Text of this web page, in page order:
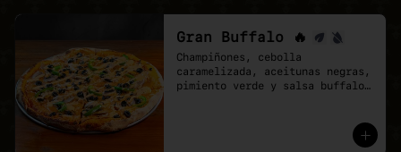
Gran Buffalo 🔥
Champiñones, cebolla
caramelizada, aceitunas negras,
pimiento verde y salsa buffalo